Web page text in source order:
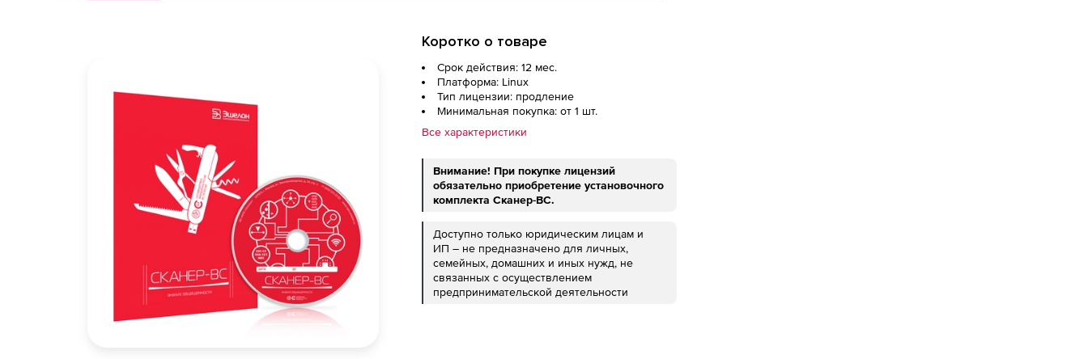
Коротко о товаре
Срок действия: 12 мес.
Платформа: Linux
Тип лицензии: продление
Минимальная покупка: от 1 шт.
Все характеристики
Внимание! При покупке лицензий
обязательно приобретение установочного
комплекта Сканер-ВС.
Доступно только юридическим лицам и
ИП – не предназначено для личных,
семейных, домашних и иных нужд, не
связанных с осуществлением
предпринимательской деятельности